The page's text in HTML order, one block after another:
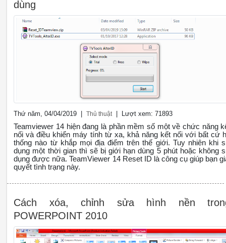
dùng
Thứ năm, 04/04/2019 |Thủ thuật | Lượt xem: 71893
Teamviewer 14 hiện đang là phần mềm số một về chức năng
nối và điều khiển máy tính từ xa, khả năng kết nối với bất cứ
thống nào từ khắp mọi địa điểm trên thế giới. Tuy nhiên khi
dụng một thời gian thì sẽ bị giới hạn dùng 5 phút hoặc không
dụng được nữa. TeamViewer 14 Reset ID là công cụ giúp bạn
quyết tình trạng này.
Cách xóa, chỉnh sửa hình nền
POWERPOINT 2010